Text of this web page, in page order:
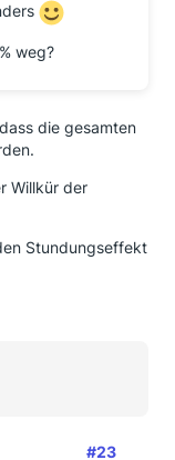
weg?
die gesamten
Willkür der
Stundungseffekt
#23